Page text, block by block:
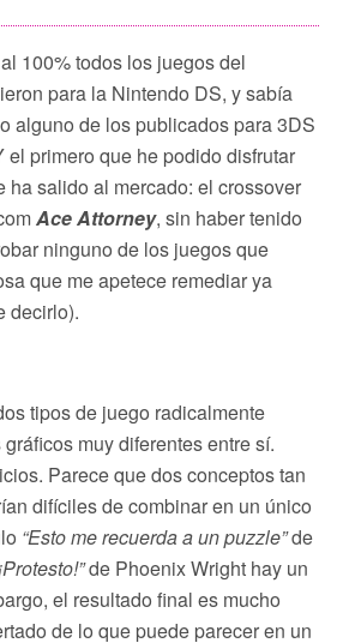
100% todos los juegos del
para la Nintendo DS, y sabía
alguno de los publicados para 3DS
el primero que he podido disfrutar
ha salido al mercado: el crossover
Ace Attorney, sin haber tenido
ninguno de los juegos que
que me apetece remediar ya
decirlo).
tipos de juego radicalmente
muy diferentes entre sí.
Parece que dos conceptos tan
difíciles de combinar en un único
“Esto me recuerda a un puzzle”de
de Phoenix Wright hay un
el resultado final es mucho
de lo que puede parecer en un